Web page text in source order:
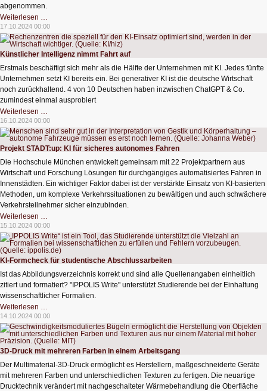
abgenommen.
Weiterlesen …
-
die
verkannte
Gefahr
17.10.2024 00:00
Künstlicher Intelligenz nimmt Fahrt auf
Erstmals beschäftigt sich mehr als die Hälfte der Unternehmen mit KI. Jedes fünfte
Unternehmen setzt KI bereits ein. Bei generativer KI ist die deutsche Wirtschaft
noch zurückhaltend. 4 von 10 Deutschen haben inzwischen ChatGPT & Co.
zumindest einmal ausprobiert
Weiterlesen …
Intelligenz
nimmt
Fahrt
auf
16.10.2024 00:00
Projekt STADT:up: KI für sicheres autonomes Fahren
Die Hochschule München entwickelt gemeinsam mit 22 Projektpartnern aus
Wirtschaft und Forschung Lösungen für durchgängiges automatisiertes Fahren in
Innenstädten. Ein wichtiger Faktor dabei ist der verstärkte Einsatz von KI-basierten
Methoden, um komplexe Verkehrssituationen zu bewältigen und auch schwächere
Verkehrsteilnehmer sicher einzubinden.
Weiterlesen …
STADT:up:
KI
für
sicheres
autonomes
Fahren
15.10.2024 00:00
KI-Formcheck für studentische Abschlussarbeiten
Ist das Abbildungsverzeichnis korrekt und sind alle Quellenangaben einheitlich
zitiert und formatiert? "IPPOLIS Write" unterstützt Studierende bei der Einhaltung
wissenschaftlicher Formalien.
Weiterlesen …
Formcheck
für
studentische
Abschlussarbeiten
14.10.2024 00:00
3D-Druck mit mehreren Farben in einem Arbeitsgang
Der Multimaterial-3D-Druck ermöglicht es Herstellern, maßgeschneiderte Geräte
mit mehreren Farben und unterschiedlichen Texturen zu fertigen. Die neuartige
Drucktechnik verändert mit nachgeschalteter Wärmebehandlung die Oberfläche